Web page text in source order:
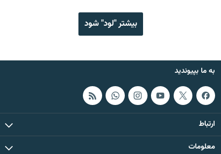
بیشتر "لود" شود
به ما بپیوندید
ارتباط
معلومات